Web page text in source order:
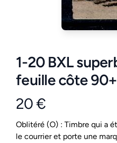
1-20 BXL
feuille côte
Product information
20 €
Conditions
Oblitéré (O) : Timbre qui a
le courrier et porte une